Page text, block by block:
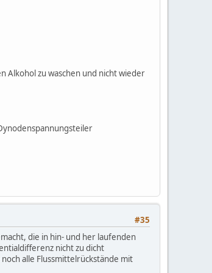
Alkohol zu waschen und nicht wieder
#35
die in hin- und her laufenden
nicht zu dicht
alle Flussmittelrückstände mit